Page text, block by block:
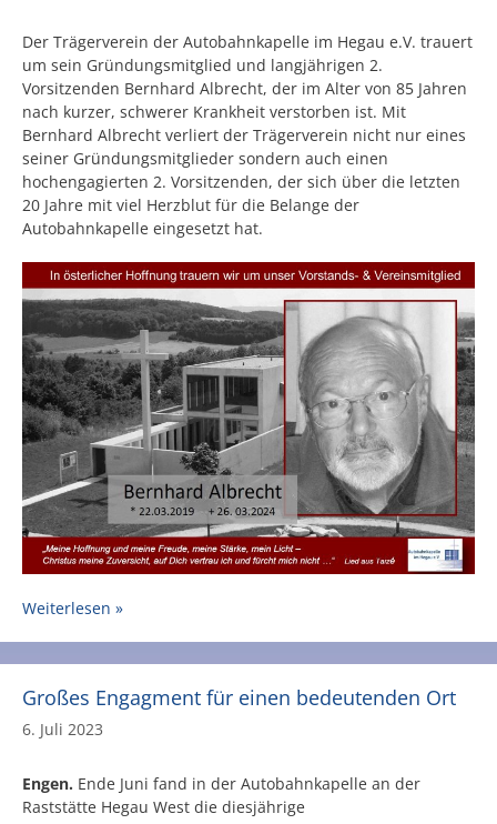
Der Trägerverein der Autobahnkapelle im Hegau e.V. trauert
um sein Gründungsmitglied und langjährigen 2.
Vorsitzenden Bernhard Albrecht, der im Alter von 85 Jahren
nach kurzer, schwerer Krankheit verstorben ist. Mit
Bernhard Albrecht verliert der Trägerverein nicht nur eines
seiner Gründungsmitglieder sondern auch einen
hochengagierten 2. Vorsitzenden, der sich über die letzten
20 Jahre mit viel Herzblut für die Belange der
Autobahnkapelle eingesetzt hat.
Weiterlesen »
Großes Engagment für einen bedeutenden Ort
6. Juli 2023
Engen. Ende Juni fand in der Autobahnkapelle an der
Raststätte Hegau West die diesjährige